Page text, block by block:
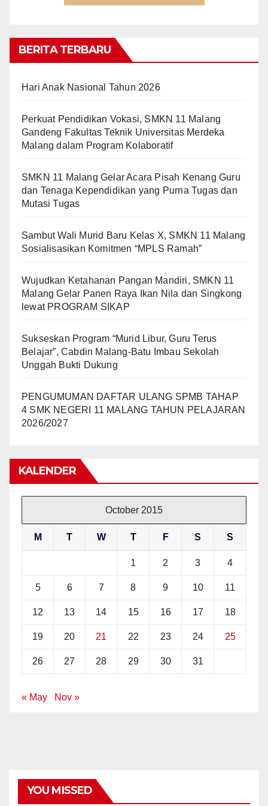
BERITA TERBARU
Hari Anak Nasional Tahun 2026
Perkuat Pendidikan Vokasi, SMKN 11 Malang
Gandeng Fakultas Teknik Universitas Merdeka
Malang dalam Program Kolaboratif
SMKN 11 Malang Gelar Acara Pisah Kenang Guru
dan Tenaga Kependidikan yang Purna Tugas dan
Mutasi Tugas
Sambut Wali Murid Baru Kelas X, SMKN 11 Malang
Sosialisasikan Komitmen “MPLS Ramah”
Wujudkan Ketahanan Pangan Mandiri, SMKN 11
Malang Gelar Panen Raya Ikan Nila dan Singkong
lewat PROGRAM SIKAP
Sukseskan Program “Murid Libur, Guru Terus
Belajar”, Cabdin Malang-Batu Imbau Sekolah
Unggah Bukti Dukung
PENGUMUMAN DAFTAR ULANG SPMB TAHAP
4 SMK NEGERI 11 MALANG TAHUN PELAJARAN
2026/2027
KALENDER
October 2015
M T W T F S S
1 2 3 4
5 6 7 8 9 10 11
12 13 14 15 16 17 18
19 20 21 22 23 24 25
26 27 28 29 30 31
« May Nov »
YOU MISSED